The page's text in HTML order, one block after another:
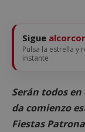
Sigue
Pulsa la estrella y
instante
Serán todos
da comienzo
Fiestas